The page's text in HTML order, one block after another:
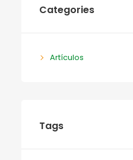
Categories
Artículos
Tags